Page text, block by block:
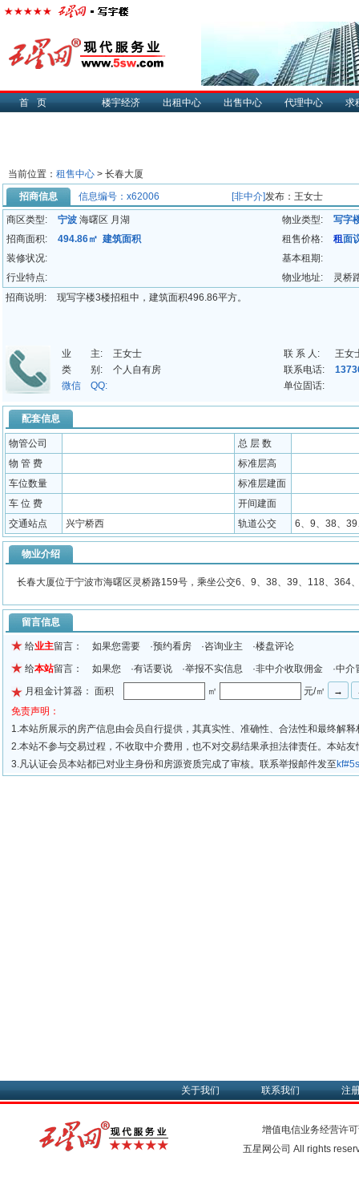
首页 楼宇经济 出租中心 出售中心 代理中心 求
当前位置： 租售中心 > 长春大厦
招商信息
信息编号：x62006 [非中介]发布：王女士
商区类型: 宁波 海曙区 月湖 物业类型:
写字
招商面积:
494.86㎡ 建筑面积 租售价格: 租面
装修状况:
基本租期:
行业特点:
物业地址:
灵桥
招商说明:
现写字楼3楼招租中，建筑面积496.86平方。
业 主: 王女士 联 系 人:
王女
类 别:
个人自有房 联系电话:
微信 QQ:
单位固话:
配套信息
物管公司
总 层 数
物 管 费
标准层高
车位数量
标准层建面
车 位 费
开间建面
交通站点
兴宁桥西 轨道公交 6、9、38、
物业介绍
长春大厦位于宁波市海曙区灵桥路159号，乘坐公交6、9、38、39、118、364
留言信息
给业主留言： 如果您需要 ·预约看房 ·咨询业主 ·楼盘评论
给本站留言： 如果您 ·有话要说 ·举报不实信息 ·非中介收取佣金 ·中介
月租金计算器： 面积
㎡
元/㎡
免责声明：
1.本站所展示的房产信息由会员自行提供，其真实性、准确性、合法性和最终解
2.本站不参与交易过程，不收取中介费用，也不对交易结果承担法律责任。本站
3.凡认证会员本站都已对业主身份和房源资质完成了审核。联系举报邮件发至
关于我们 联系我们 注
增值电信业务经营许
五星网公司 All rights